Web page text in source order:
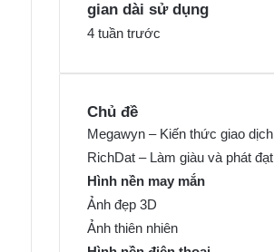
gian dài sử dụng
4 tuần trước
Chủ đề
Megawyn – Kiến thức giao dịch
RichDat – Làm giàu và phát đạt
Hình nền may mắn
Ảnh đẹp 3D
Ảnh thiên nhiên